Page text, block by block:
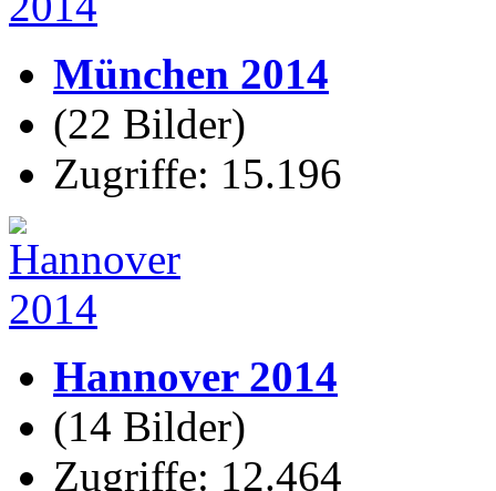
München 2014
(22 Bilder)
Zugriffe: 15.196
Hannover 2014
(14 Bilder)
Zugriffe: 12.464